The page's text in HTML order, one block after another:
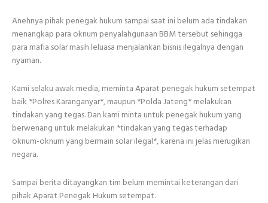
Anehnya pihak penegak hukum sampai saat ini belum ada tindakan
menangkap para oknum penyalahgunaan BBM tersebut sehingga
para mafia solar masih leluasa menjalankan bisnis ilegalnya dengan
nyaman.
Kami selaku awak media, meminta Aparat penegak hukum setempat
baik *Polres Karanganyar*, maupun *Polda Jateng* melakukan
tindakan yang tegas. Dan kami minta untuk penegak hukum yang
berwenang untuk melakukan *tindakan yang tegas terhadap
oknum-oknum yang bermain solar ilegal*, karena ini jelas merugikan
negara.
Sampai berita ditayangkan tim belum memintai keterangan dari
pihak Aparat Penegak Hukum setempat.